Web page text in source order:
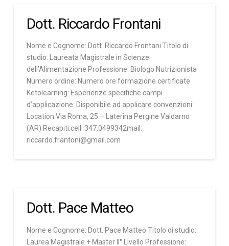
Dott. Riccardo Frontani
Nome e Cognome: Dott. Riccardo Frontani Titolo di
studio: Laureata Magistrale in Scienze
dell’Alimentazione Professione: Biologo Nutrizionista
Numero ordine: Numero ore formazione certificate
Ketolearning: Esperienze specifiche campi
d’applicazione: Disponibile ad applicare convenzioni:
Location:Via Roma, 25 – Laterina Pergine Valdarno
(AR) Recapiti:cell. 347.0499342mail:
riccardo.frantoni@gmail.com
Dott. Pace Matteo
Nome e Cognome: Dott. Pace Matteo Titolo di studio:
Laurea Magistrale + Master II° Livello Professione: